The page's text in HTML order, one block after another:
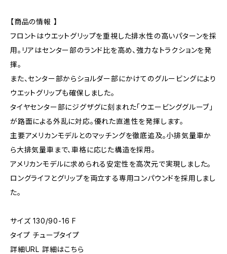
【商品の情報 】
フロントはウエットグリップを重視した排水性の高いパターンを採
用。リアはセンター部のランド比を高め、強力なトラクションを発
揮。
また、センター部からショルダー部にかけてのグルービングにより
ウエットグリップも確保しました。
タイヤセンター部にジグザグに刻まれた「ウエービンググルーブ」
が路面による外乱に対応。優れた直進性を発揮します。
主要アメリカンモデルとのマッチングを徹底追及。小排気量車か
ら大排気量車まで、車格に応じた構造を採用。
アメリカンモデルに求められる安定性を高次元で実現しました。
ロングライフとグリップを両立する専用コンパウンドを採用しまし
た。
サイズ 130/90-16 F
タイプ チューブタイプ
詳細URL 詳細はこちら